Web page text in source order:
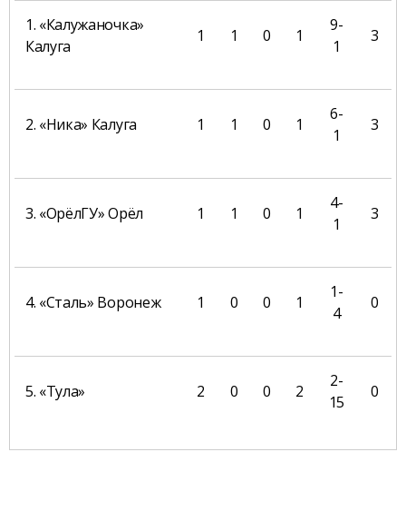
1. «Калужаночка»
Калуга
1 1 0 1
9-
1
3
2. «Ника» Калуга 1 1 0 1
6-
1
3
3. «ОрёлГУ» Орёл 1 1 0 1
4-
1
3
4. «Сталь» Воронеж 1 0 0 1
1-
4
0
5. «Тула» 2 0 0 2
2-
15
0